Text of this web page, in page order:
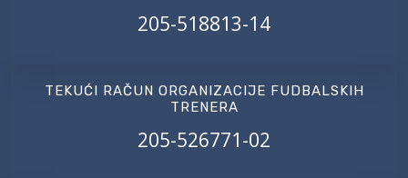
205-518813-14
TEKUĆI RAČUN ORGANIZACIJE FUDBALSKIH
TRENERA
205-526771-02